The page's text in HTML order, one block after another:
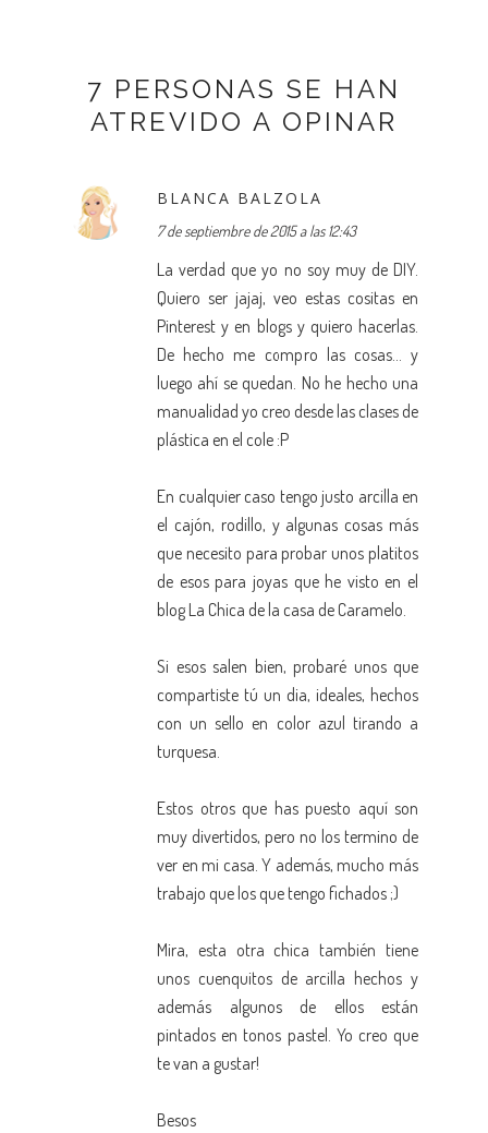
7 PERSONAS SE HAN
ATREVIDO A OPINAR
BLANCA BALZOLA
7 de septiembre de 2015 a las 12:43
La verdad que yo no soy muy de DIY.
Quiero ser jajaj, veo estas cositas en
Pinterest y en blogs y quiero hacerlas.
De hecho me compro las cosas... y
luego ahí se quedan. No he hecho una
manualidad yo creo desde las clases de
plástica en el cole :P
En cualquier caso tengo justo arcilla en
el cajón, rodillo, y algunas cosas más
que necesito para probar unos platitos
de esos para joyas que he visto en el
blog La Chica de la casa de Caramelo.
Si esos salen bien, probaré unos que
compartiste tú un dia, ideales, hechos
con un sello en color azul tirando a
turquesa.
Estos otros que has puesto aquí son
muy divertidos, pero no los termino de
ver en mi casa. Y además, mucho más
trabajo que los que tengo fichados ;)
Mira, esta otra chica también tiene
unos cuenquitos de arcilla hechos y
además algunos de ellos están
pintados en tonos pastel. Yo creo que
te van a gustar!
Besos